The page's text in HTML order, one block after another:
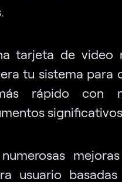
tarjeta de video
tu sistema para
rápido con
significativos.
usuario